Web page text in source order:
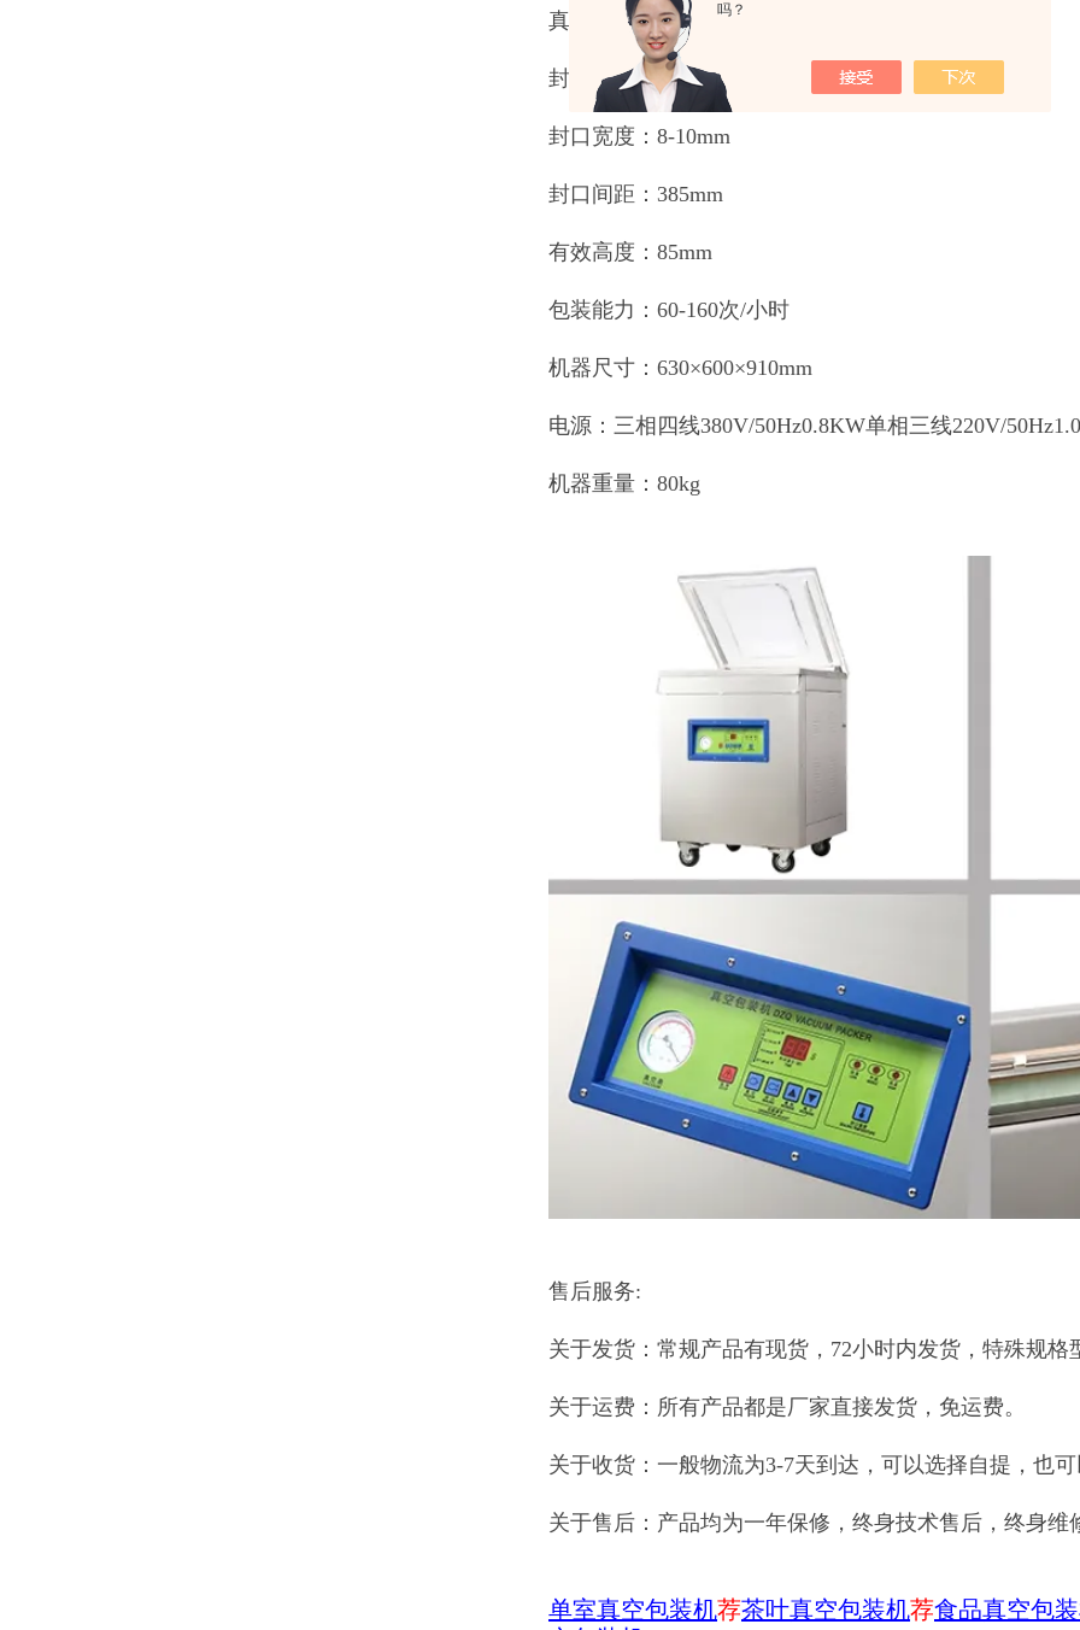
吗？
真空室外尺寸：520×530×910mm
封口长度：400mm×2条
封口宽度：8-10mm
封口间距：385mm
有效高度：85mm
包装能力：60-160次/小时
机器尺寸：630×600×910mm
电源：三相四线380V/50Hz0.8KW单相三线220V/
机器重量：80kg
售后服务:
关于发货：常规产品有现货，72小时内发货，特殊规格
关于运费：所有产品都是厂家直接发货，免运费。
关于收货：一般物流为3-7天到达，可以选择自提，也
关于售后：产品均为一年保修，终身技术售后，终身维
单室真空包装机荐茶叶真空包装机荐食品真空包